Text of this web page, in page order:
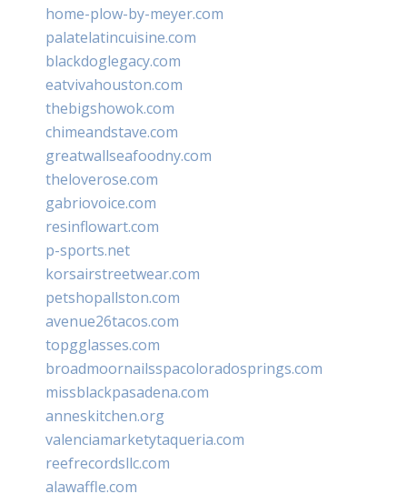
home-plow-by-meyer.com
palatelatincuisine.com
blackdoglegacy.com
eatvivahouston.com
thebigshowok.com
chimeandstave.com
greatwallseafoodny.com
theloverose.com
gabriovoice.com
resinflowart.com
p-sports.net
korsairstreetwear.com
petshopallston.com
avenue26tacos.com
topgglasses.com
broadmoornailsspacoloradosprings.com
missblackpasadena.com
anneskitchen.org
valenciamarketytaqueria.com
reefrecordsllc.com
alawaffle.com